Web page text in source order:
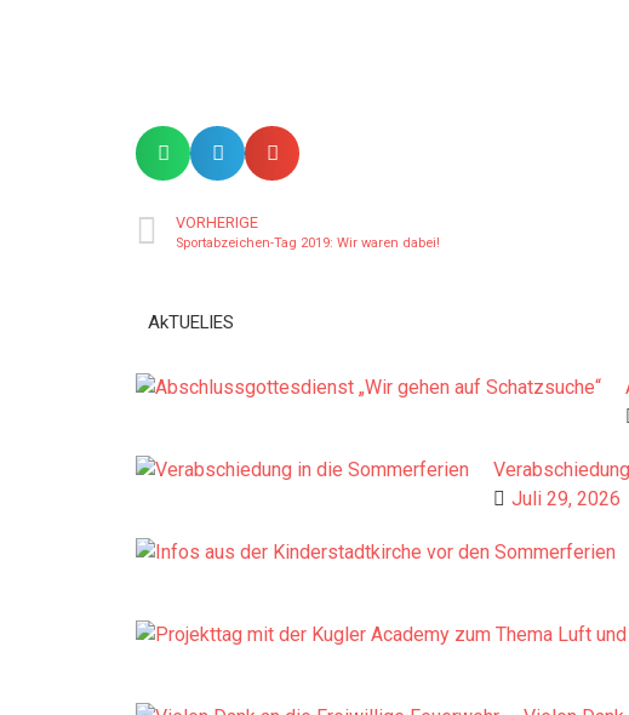
VORHERIGE
Sportabzeichen-Tag 2019: Wir waren dabei!
AkTUELlES
Juli 29, 2026